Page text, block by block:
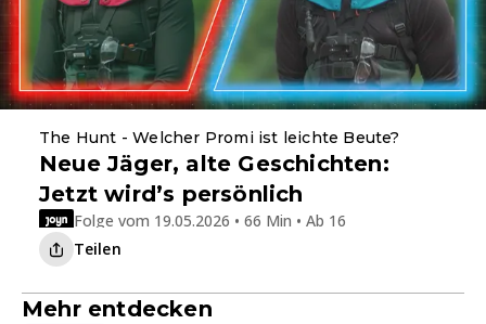
The Hunt - Welcher Promi ist leichte Beute?
Neue Jäger, alte Geschichten:
Jetzt wird’s persönlich
Folge vom 19.05.2026 • 66 Min • Ab 16
Teilen
Mehr entdecken